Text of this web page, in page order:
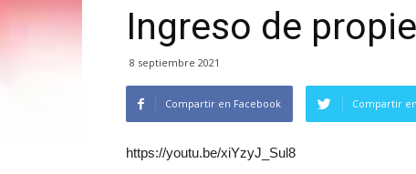
Ingreso de
8 septiembre 2021
Compartir en Facebook Compartir
https://youtu.be/xiYzyJ_Sul8